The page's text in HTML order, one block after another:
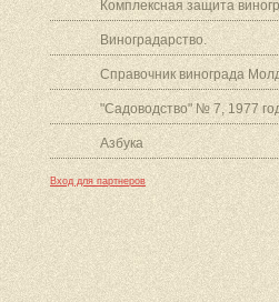
Комплексная защита
Виноградарство.
Справочник винограда
"Садоводство" № 7, 1977
Азбука
Вход для партнеров